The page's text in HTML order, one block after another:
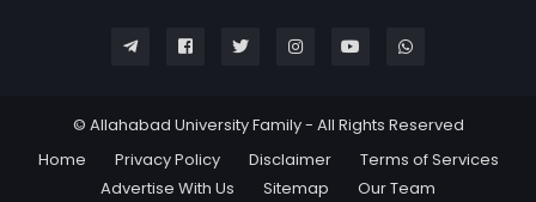
© Allahabad University Family - All Rights Reserved
Home
Privacy Policy Disclaimer
Terms of Services
Advertise With Us
Sitemap Our Team